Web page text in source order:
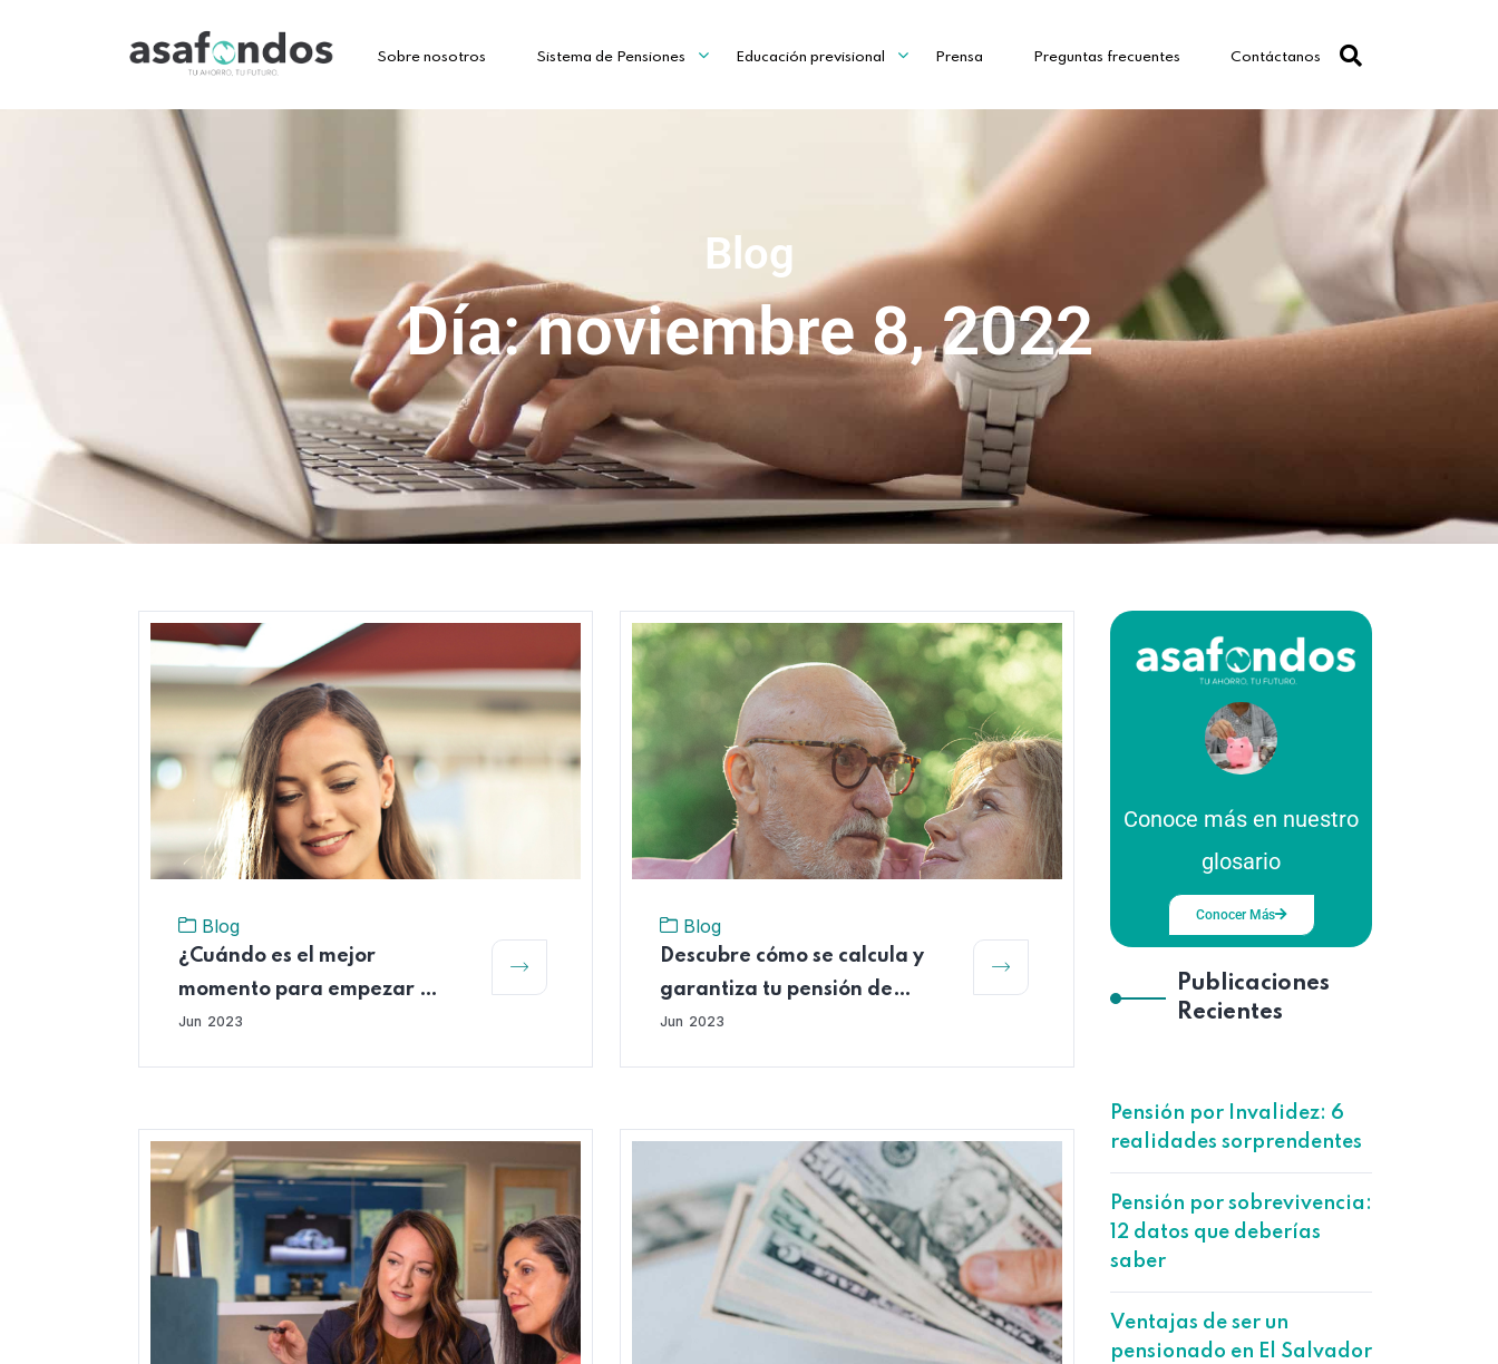
Sobre nosotros Sistema de Pensiones Educación previsional Prensa Preguntas frecuentes Contáctanos
Blog
Día: noviembre 8, 2022
Blog
¿Cuándo es el mejor
momento para empezar a
ahorrar para el retiro?
Jun 2023
Blog
Descubre cómo se calcula y
garantiza tu pensión de
vejez
Jun 2023
Conoce más en nuestro
glosario
Conocer Más
Publicaciones
Recientes
Pensión por Invalidez: 6
realidades sorprendentes
Pensión por sobrevivencia:
12 datos que deberías
saber
Ventajas de ser un
pensionado en El Salvador